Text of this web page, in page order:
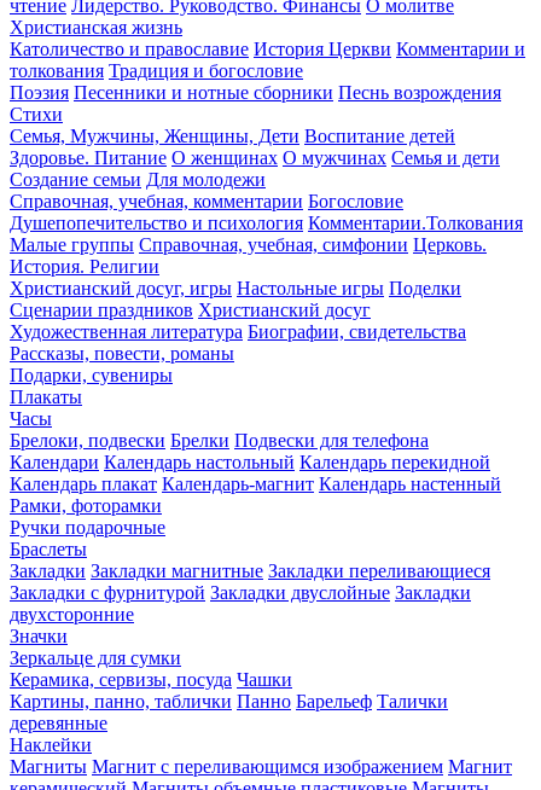
чтение Лидерство. Руководство. Финансы О молитве
Христианская жизнь
Католичество и православие История Церкви Комментарии и
толкования Традиция и богословие
Поэзия Песенники и нотные сборники Песнь возрождения
Стихи
Семья, Мужчины, Женщины, Дети Воспитание детей
Здоровье. Питание О женщинах О мужчинах Семья и дети
Создание семьи Для молодежи
Справочная, учебная, комментарии Богословие
Душепопечительство и психология Комментарии.Толкования
Малые группы Справочная, учебная, симфонии Церковь.
История. Религии
Христианский досуг, игры Настольные игры Поделки
Сценарии праздников Христианский досуг
Художественная литература Биографии, свидетельства
Рассказы, повести, романы
Подарки, сувениры
Плакаты
Часы
Брелоки, подвески Брелки Подвески для телефона
Календари Календарь настольный Календарь перекидной
Календарь плакат Календарь-магнит Календарь настенный
Рамки, фоторамки
Ручки подарочные
Браслеты
Закладки Закладки магнитные Закладки переливающиеся
Закладки с фурнитурой Закладки двуслойные Закладки
двухсторонние
Значки
Зеркальце для сумки
Керамика, сервизы, посуда Чашки
Картины, панно, таблички Панно Барельеф Талички
деревянные
Наклейки
Магниты Магнит с переливающимся изображением Магнит